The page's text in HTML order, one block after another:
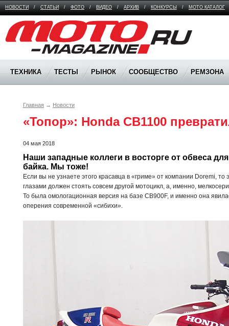
НОВОСТИ / СТАТЬИ / ФОТО / ВИДЕО / АРХИВ / КОНКУРСЫ / МОТО КАТАЛОГ
Moto Magazine
ТЕХНИКА ТЕСТЫ РЫНОК СООБЩЕСТВО РЕМЗОНА
Главная → Новости
«Топор»: Honda CB1100
04 мая 2018
Наши западные коллеги в восторге от обвеса
байка. Мы тоже!
Если вы не узнаете этого красавца в «гриме» от компании Doremi,
глазами должен стоять совсем другой мотоцикл, а, именно,
То была омологационная версия на базе CB900F, и именно она
оперения современной «сибихи».